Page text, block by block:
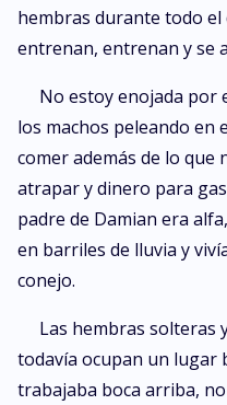
hembras durante todo el
entrenan, entrenan y se
No estoy enojada por
los machos peleando en
comer además de lo
atrapar y dinero para
padre de Damian era
en barriles de lluvia y
conejo.
Las hembras solteras
todavía ocupan un lugar
trabajaba boca arriba,